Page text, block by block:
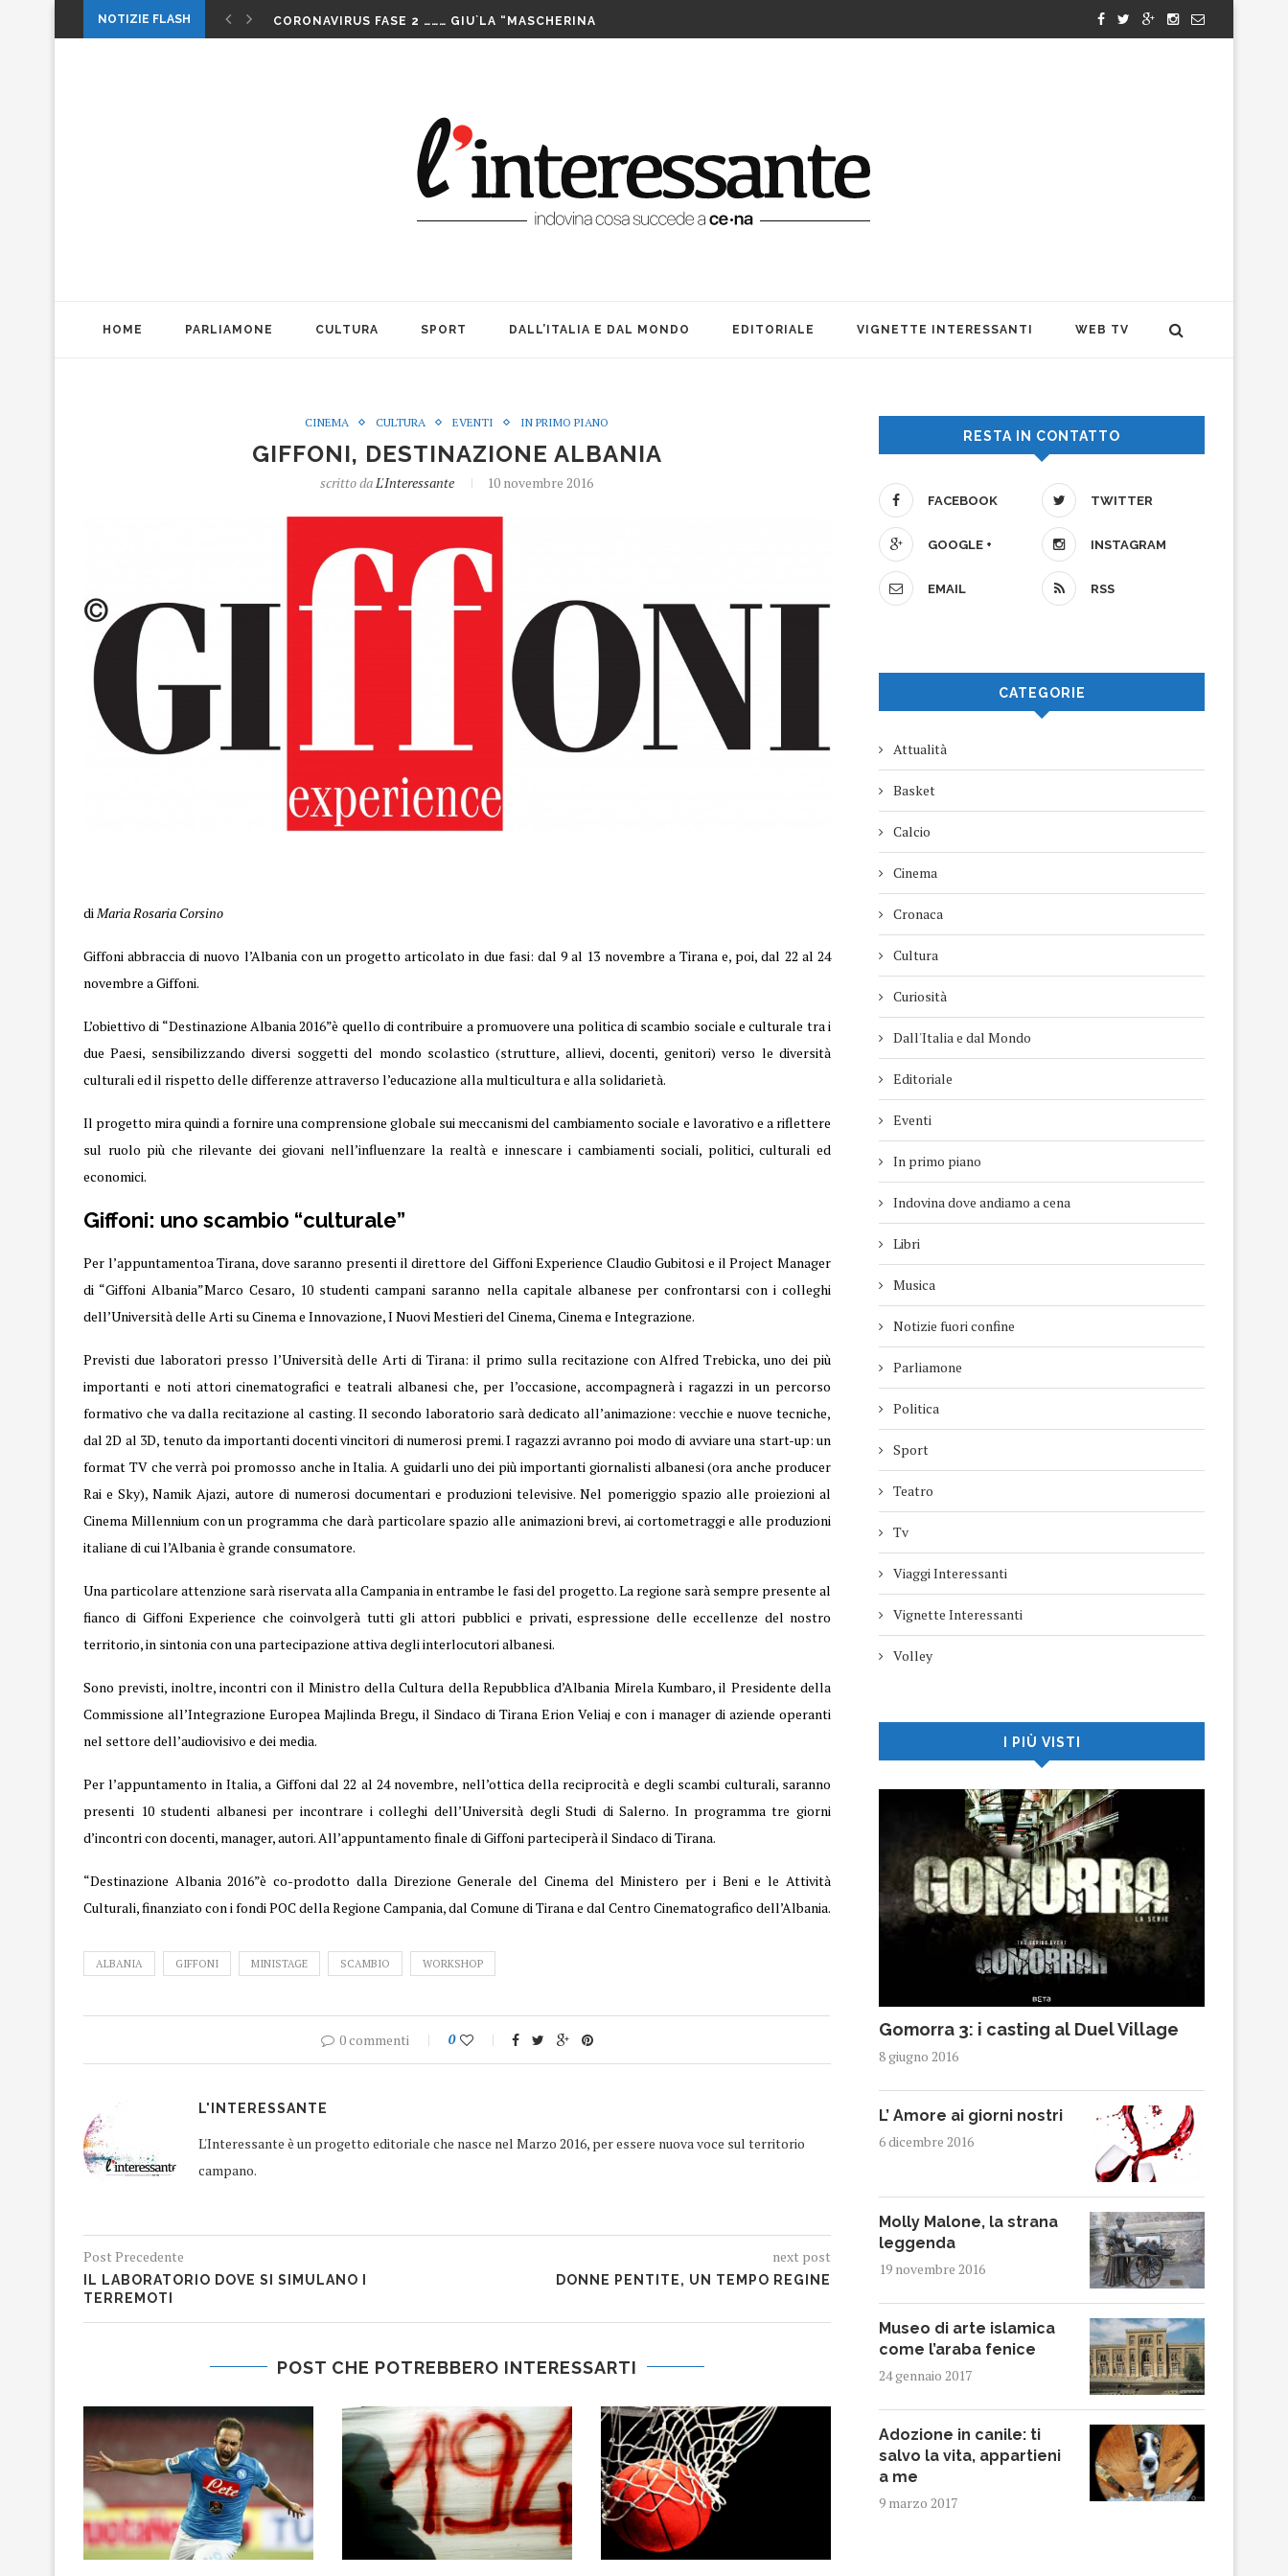
NOTIZIE FLASH
CORONAVIRUS FASE 2 ……… GIU`LA “MASCHERINA
LA MUSICA DELLA GATTA CENERENTOLA COME PASS PER...
DA CONSUMARCI PREFERIBILMENTE DOPO MORTI: OFFICINA TEATRO INCANTA...
VALERIO BIANCHINI E LE SUE … BOMBE. AMARCORD...
CASO WEINSTEIN. DITE ALLE DONNE CHE NON SIAMO...
THE ALIENS AD OFFICINA TEATRO: VITA, AMICIZIA ED...
1 MAGGIO: FESTA O…. LUTTO. UNA FESTA BEN...
HOME PARLIAMONE CULTURA SPORT DALL’ITALIA E DAL MONDO EDITORIALE VIGNETTE INTERESSANTI WEB TV
CINEMA CULTURA EVENTI IN PRIMO PIANO
GIFFONI, DESTINAZIONE ALBANIA
scritto daL'Interessante 10 novembre 2016
di Maria Rosaria Corsino
Giffoni abbraccia di nuovo l’Albania con un progetto articolato in due fasi: dal 9 al 13 novembre a Tirana e, poi, dal 22 al 24
novembre a Giffoni.
L’obiettivo di “Destinazione Albania2016”è quello di contribuire a promuovere una politica di scambio sociale e culturale tra i
due Paesi, sensibilizzando diversi soggetti del mondo scolastico (strutture, allievi, docenti, genitori) verso le diversità
culturali ed il rispetto delle differenze attraverso l’educazione alla multicultura e alla solidarietà.
Il progetto mira quindi a fornire una comprensione globale sui meccanismi del cambiamento sociale e lavorativo e a riflettere
sul ruolo più che rilevante dei giovani nell’influenzare la realtà e innescare i cambiamenti sociali, politici, culturali ed
economici.
Giffoni: uno scambio “culturale”
Per l’appuntamentoa Tirana, dove saranno presenti il direttore del Giffoni Experience Claudio Gubitosi e il Project Manager
di “Giffoni Albania”Marco Cesaro, 10 studenti campani saranno nella capitale albanese per confrontarsi con i colleghi
dell’Università delle Arti su Cinema e Innovazione, I Nuovi Mestieri del Cinema, Cinema e Integrazione.
Previsti due laboratori presso l’Università delle Arti di Tirana: il primo sulla recitazione con Alfred Trebicka, uno dei più
importanti e noti attori cinematografici e teatrali albanesi che, per l’occasione, accompagnerà i ragazzi in un percorso
formativo che va dalla recitazione al casting. Il secondo laboratorio sarà dedicato all’animazione: vecchie e nuove tecniche,
dal 2D al 3D, tenuto da importanti docenti vincitori di numerosi premi. I ragazzi avranno poi modo di avviare una start-up: un
format TV che verrà poi promosso anche in Italia. A guidarli uno dei più importanti giornalisti albanesi (ora anche producer
Rai e Sky), Namik Ajazi, autore di numerosi documentari e produzioni televisive. Nel pomeriggio spazio alle proiezioni al
Cinema Millennium con un programma che darà particolare spazio alle animazioni brevi, ai cortometraggi e alle produzioni
italiane di cui l’Albania è grande consumatore.
Una particolare attenzione sarà riservata alla Campania in entrambe le fasi del progetto. La regione sarà sempre presente al
fianco di Giffoni Experience che coinvolgerà tutti gli attori pubblici e privati, espressione delle eccellenze del nostro
territorio, in sintonia con una partecipazione attiva degli interlocutori albanesi.
Sono previsti, inoltre, incontri con il Ministro della Cultura della Repubblica d’Albania Mirela Kumbaro, il Presidente della
Commissione all’Integrazione Europea Majlinda Bregu, il Sindaco di Tirana Erion Veliaj e con i manager di aziende operanti
nel settore dell’audiovisivo e dei media.
Per l’appuntamento in Italia, a Giffoni dal 22 al 24 novembre, nell’ottica della reciprocità e degli scambi culturali, saranno
presenti 10 studenti albanesi per incontrare i colleghi dell’Università degli Studi di Salerno. In programma tre giorni
d’incontri con docenti, manager, autori. All’appuntamento finale di Giffoni parteciperà il Sindaco di Tirana.
“Destinazione Albania 2016”è co-prodotto dalla Direzione Generale del Cinema del Ministero per i Beni e le Attività
Culturali, finanziato con i fondi POC della Regione Campania, dal Comune di Tirana e dal Centro Cinematografico dell’Albania.
ALBANIA GIFFONI MINISTAGE SCAMBIO WORKSHOP
0 commenti 0
L'INTERESSANTE
L'Interessante è un progetto editoriale che nasce nel Marzo 2016, per essere nuova voce sul territorio
campano.
Post Precedente
IL LABORATORIO DOVE SI SIMULANO I
TERREMOTI
next post
DONNE PENTITE, UN TEMPO REGINE
POST CHE POTREBBERO INTERESSARTI
RESTA IN CONTATTO
FACEBOOK TWITTER
GOOGLE + INSTAGRAM
EMAIL RSS
CATEGORIE
Attualità
Basket
Calcio
Cinema
Cronaca
Cultura
Curiosità
Dall'Italia e dal Mondo
Editoriale
Eventi
In primo piano
Indovina dove andiamo a cena
Libri
Musica
Notizie fuori confine
Parliamone
Politica
Sport
Teatro
Tv
Viaggi Interessanti
Vignette Interessanti
Volley
I PIÙ VISTI
Gomorra 3: i casting al Duel Village
8 giugno 2016
L’ Amore ai giorni nostri
6 dicembre 2016
Molly Malone, la strana
leggenda
19 novembre 2016
Museo di arte islamica
come l’araba fenice
24 gennaio 2017
Adozione in canile: ti
salvo la vita, appartieni
a me
9 marzo 2017